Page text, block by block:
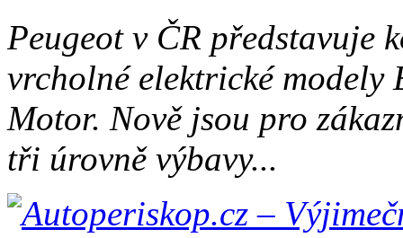
Peugeot v ČR představuje
vrcholné elektrické
Motor. Nově jsou pro
tři úrovně výbavy...